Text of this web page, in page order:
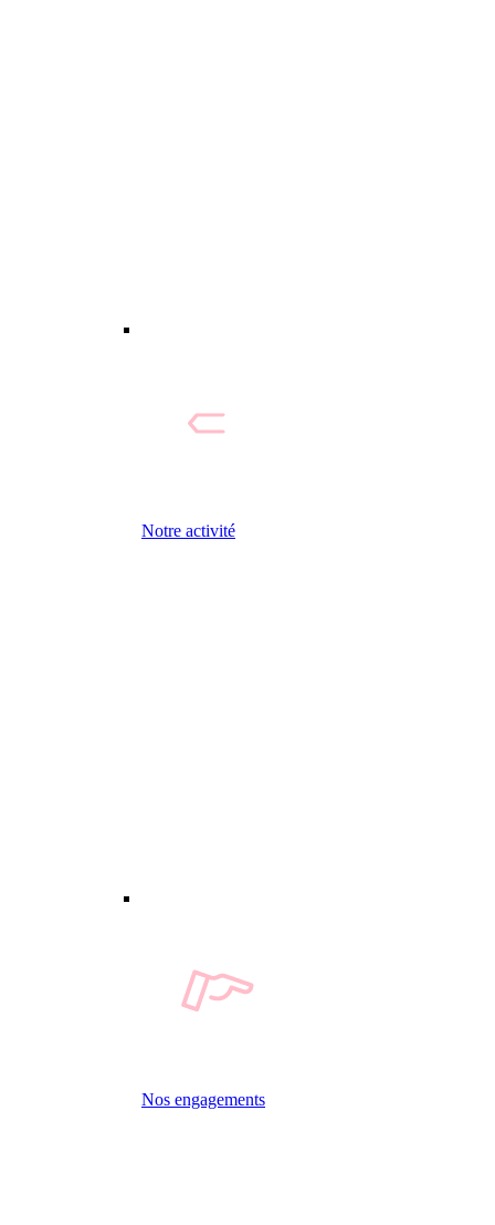
Notre activité
Nos engagements